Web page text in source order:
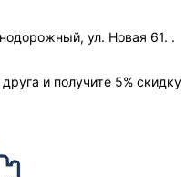
ул. Новая 61. .
и получите 5% скидку